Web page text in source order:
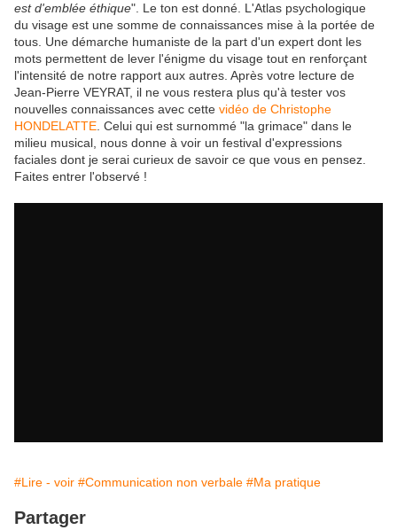
est d'emblée éthique". Le ton est donné. L'Atlas psychologique
du visage est une somme de connaissances mise à la portée de
tous. Une démarche humaniste de la part d'un expert dont les
mots permettent de lever l'énigme du visage tout en renforçant
l'intensité de notre rapport aux autres. Après votre lecture de
Jean-Pierre VEYRAT, il ne vous restera plus qu'à tester vos
nouvelles connaissances avec cette vidéo de Christophe
HONDELATTE . Celui qui est surnommé "la grimace" dans le
milieu musical, nous donne à voir un festival d'expressions
faciales dont je serai curieux de savoir ce que vous en pensez.
Faites entrer l'observé !
#Lire - voir #Communication non verbale #Ma pratique
Partager